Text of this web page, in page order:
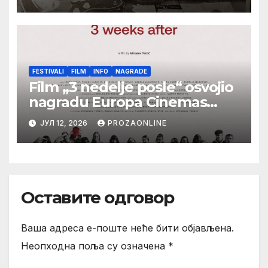
Botoš 2022. godine, samizdat)
FESTIVALI FILM INFO NAGRADE
Film „3 nedelje posle“ osvojio
nagradu Europa Cinemas
Label na Filmskom festivalu u
Karlovim Varima
ЈУЛ 12, 2026 PROZAONLINE
Оставите одговор
Ваша адреса е-поште неће бити објављена.
Неопходна поља су означена *